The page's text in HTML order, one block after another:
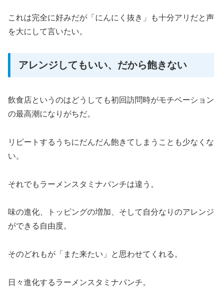
これは完全に好みだが「にんにく抜き」も十分アリだと声
を大にして言いたい。
アレンジしてもいい、だから飽きない
飲食店というのはどうしても初回訪問時がモチベーション
の最高潮になりがちだ。
リピートするうちにだんだん飽きてしまうことも少なくな
い。
それでもラーメンスタミナパンチは違う。
味の進化、トッピングの増加、そして自分なりのアレンジ
ができる自由度。
そのどれもが「また来たい」と思わせてくれる。
日々進化するラーメンスタミナパンチ。